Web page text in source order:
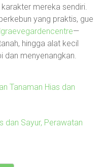
mereka sendiri.
yang praktis, gue
—
hingga alat kecil
dan menyenangkan.
Tanaman Hias dan
dan Sayur, Perawatan